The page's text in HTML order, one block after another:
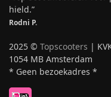
hield.”
Rodni P.
2025 © Topscooters |
1054 MB Amsterdam
* Geen bezoekadres *